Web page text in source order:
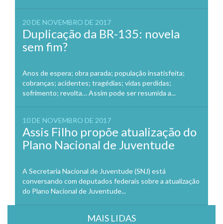
20 DE NOVEMBRO DE 2017
Duplicação da BR-135: novela
sem fim?
Anos de espera; obra parada; população insatisfeita;
cobranças; acidentes; tragédias; vidas perdidas;
sofrimento; revolta… Assim pode ser resumida a...
10 DE NOVEMBRO DE 2017
Assis Filho propõe atualização do
Plano Nacional de Juventude
A Secretaria Nacional de Juventude (SNJ) está
conversando com deputados federais sobre a atualização
do Plano Nacional de Juventude...
MAIS LIDAS